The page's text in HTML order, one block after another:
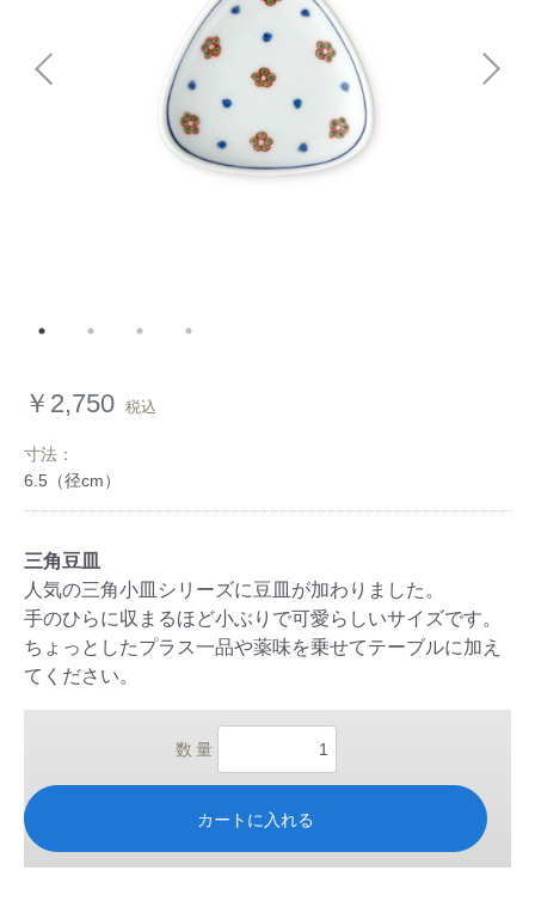
￥2,750 税込
寸法：
三角豆皿
人気の三角小皿シリーズに豆皿が加わりました。
手のひらに収まるほど小ぶりで可愛らしいサイズです。
ちょっとしたプラス一品や薬味を乗せてテーブルに加え
てください。
数 量
カートに入れる